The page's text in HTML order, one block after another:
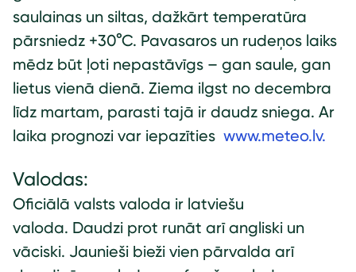
saulainas un siltas, dažkārt temperatūra
pārsniedz +30°C. Pavasaros un rudeņos laiks
mēdz būt ļoti nepastāvīgs – gan saule, gan
lietus vienā dienā. Ziema ilgst no decembra
līdz martam, parasti tajā ir daudz sniega. Ar
laika prognozi var iepazīties www.meteo.lv.
Valodas:
Oficiālā valsts valoda ir latviešu
valoda. Daudzi prot runāt arī angliski un
vāciski. Jaunieši bieži vien pārvalda arī